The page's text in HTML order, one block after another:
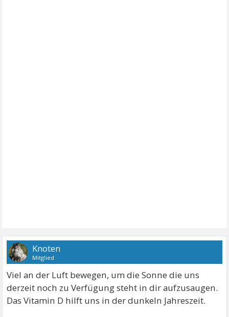
Knoten
Mitglied
Viel an der Luft bewegen, um die Sonne die uns
derzeit noch zu Verfügung steht in dir aufzusaugen.
Das Vitamin D hilft uns in der dunkeln Jahreszeit.